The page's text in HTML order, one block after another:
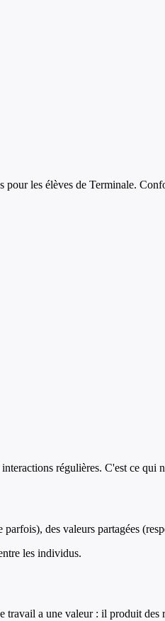
pour les élèves de Terminale.
régulières. C'est ce
des valeurs partagées
les individus.
a une valeur : il produit